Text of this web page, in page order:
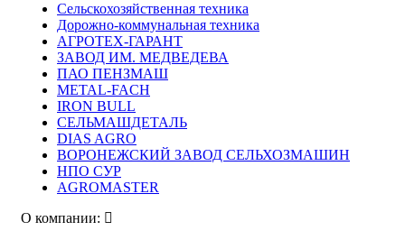
Сельскохозяйственная техника
Дорожно-коммунальная техника
АГРОТЕХ-ГАРАНТ
ЗАВОД ИМ. МЕДВЕДЕВА
ПАО ПЕНЗМАШ
METAL-FACH
IRON BULL
СЕЛЬМАШДЕТАЛЬ
DIAS AGRO
ВОРОНЕЖСКИЙ ЗАВОД СЕЛЬХОЗМАШИН
НПО СУР
AGROMASTER
О компании: